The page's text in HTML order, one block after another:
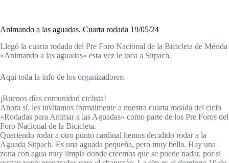
Animando a las aguadas. Cuarta rodada 19/05/24
Llegó la cuarta rodada del Pre Foro Nacional de la Bicicleta de Mérida
«Animando a las aguadas» esta vez le toca a Sitpach.
Aquí toda la info de los organizadores:
¡Buenos días comunidad ciclista!
Ahora sí, les invitamos formalmente a nuestra cuarta rodada del ciclo
«Rodadas para Animar a las Aguadas» como parte de los Pre Foros del
Foro Nacional de la Bicicleta.
Queriendo rodar a otro punto cardinal hemos decidido rodar a la
Aguada Sitpach. Es una aguada pequeña, pero muy bella. Hay una
zona con agua muy limpia donde creemos que se puede nadar, por si